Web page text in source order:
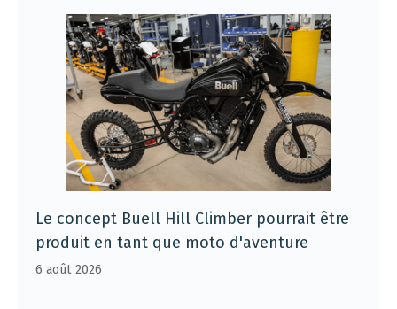
Le concept Buell Hill Climber pourrait être
produit en tant que moto d'aventure
6 août 2026